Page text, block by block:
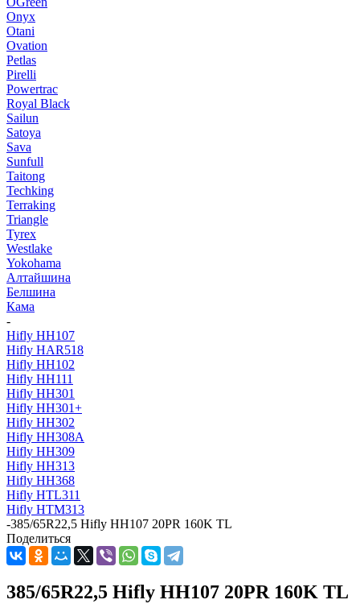
Onyx
Otani
Ovation
Petlas
Pirelli
Powertrac
Royal Black
Sailun
Satoya
Sava
Sunfull
Taitong
Techking
Terraking
Triangle
Tyrex
Westlake
Yokohama
Алтайшина
Белшина
Кама
-
Hifly HH107
Hifly HAR518
Hifly HH102
Hifly HH111
Hifly HH301
Hifly HH301+
Hifly HH302
Hifly HH308A
Hifly HH309
Hifly HH313
Hifly HH368
Hifly HTL311
Hifly HTM313
-385/65R22,5 Hifly HH107 20PR 160K TL
Поделиться
385/65R22,5 Hifly HH107 20PR 160K TL